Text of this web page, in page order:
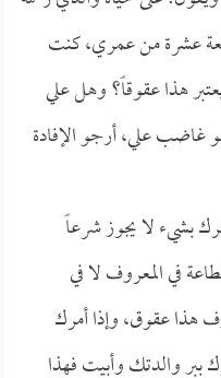
عشرة من عمري، كنت
هذا عقوقاً؟ وهل علي
غاضب علي، أرجو الإفادة
بشيء لا يجوز شرعاً
في المعروف لا في
هذا عقوق، وإذا أمرك
ببر والدتك وأبيت فهذا